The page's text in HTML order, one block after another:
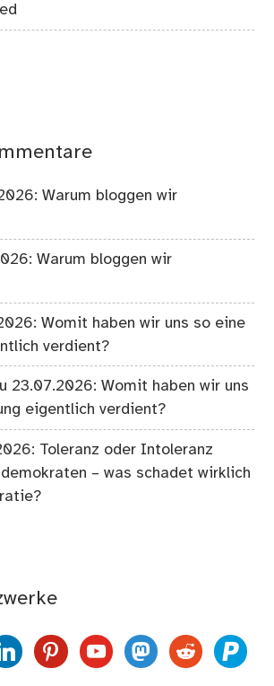
Warum bloggen wir
Warum bloggen wir
Womit haben wir uns so eine
verdient?
23.07.2026: Womit haben wir uns
eigentlich verdient?
Toleranz oder Intoleranz
– was schadet wirklich
pinterestyoutubemastodon
reddit paypal